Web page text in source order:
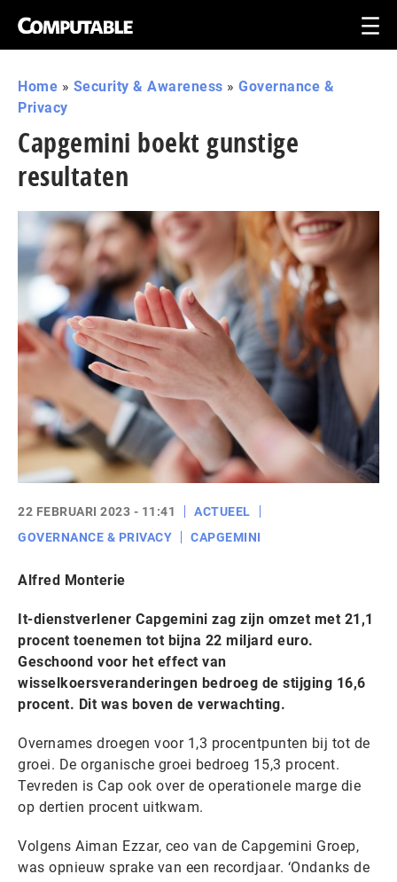
Home » Security & Awareness » Governance &
Privacy
Capgemini boekt gunstige
resultaten
22 FEBRUARI 2023 - 11:41
ACTUEEL
GOVERNANCE & PRIVACY
CAPGEMINI
Alfred Monterie
It-dienstverlener Capgemini zag zijn omzet met 21,1
procent toenemen tot bijna 22 miljard euro.
Geschoond voor het effect van
wisselkoersveranderingen bedroeg de stijging 16,6
procent. Dit was boven de verwachting.
Overnames droegen voor 1,3 procentpunten bij tot de
groei. De organische groei bedroeg 15,3 procent.
Tevreden is Cap ook over de operationele marge die
op dertien procent uitkwam.
Volgens Aiman Ezzar, ceo van de Capgemini Groep,
was opnieuw sprake van een recordjaar. ‘Ondanks de